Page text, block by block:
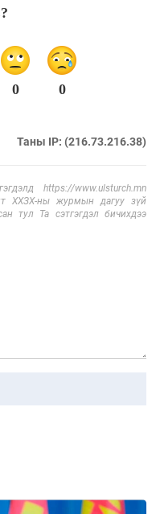
0 0
Таны IP: (216.73.216.38)
https://www.ulsturch.mn
ХХЗХ-ны журмын дагуу зүй
тул Та сэтгэгдэл бичихдээ